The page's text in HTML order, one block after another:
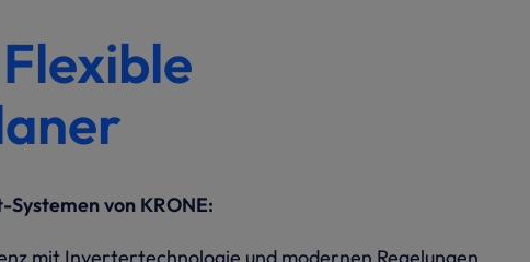
von KRONE:
mit Invertertechnologie und modernen Regelungen